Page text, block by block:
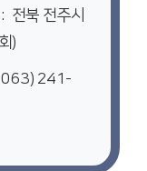
전북 전주시
)
241-